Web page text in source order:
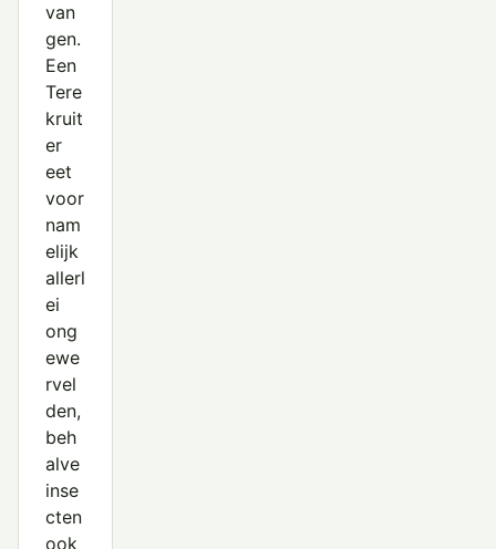
van
gen.
Een
Tere
kruit
er
eet
voor
nam
elijk
allerl
ei
ong
ewe
rvel
den,
beh
alve
inse
cten
ook